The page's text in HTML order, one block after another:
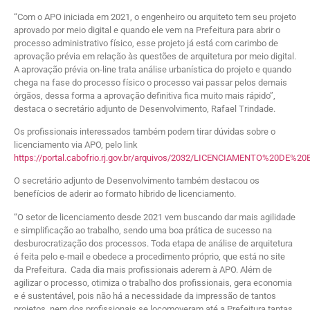
“Com o APO iniciada em 2021, o engenheiro ou arquiteto tem seu projeto
aprovado por meio digital e quando ele vem na Prefeitura para abrir o
processo administrativo físico, esse projeto já está com carimbo de
aprovação prévia em relação às questões de arquitetura por meio digital.
A aprovação prévia on-line trata análise urbanística do projeto e quando
chega na fase do processo físico o processo vai passar pelos demais
órgãos, dessa forma a aprovação definitiva fica muito mais rápido”,
destaca o secretário adjunto de Desenvolvimento, Rafael Trindade.
Os profissionais interessados também podem tirar dúvidas sobre o
licenciamento via APO, pelo link
https://portal.cabofrio.rj.gov.br/arquivos/2032/
O secretário adjunto de Desenvolvimento também destacou os
benefícios de aderir ao formato híbrido de licenciamento.
“O setor de licenciamento desde 2021 vem buscando dar mais agilidade
e simplificação ao trabalho, sendo uma boa prática de sucesso na
desburocratização dos processos. Toda etapa de análise de arquitetura
é feita pelo e-mail e obedece a procedimento próprio, que está no site
da Prefeitura. Cada dia mais profissionais aderem à APO. Além de
agilizar o processo, otimiza o trabalho dos profissionais, gera economia
e é sustentável, pois não há a necessidade da impressão de tantos